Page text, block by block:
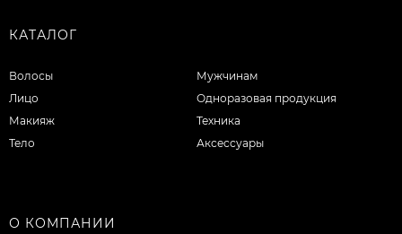
КАТАЛОГ
Волосы
Лицо
Макияж
Тело
Мужчинам
Одноразовая продукция
Техника
Аксессуары
О КОМПАНИИ